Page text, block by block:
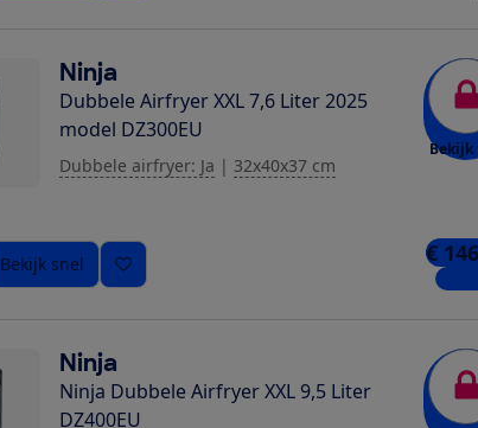
Ninja
Dubbele Airfryer XXL 7,6 Liter 2025
model DZ300EU
Dubbele airfryer: Ja | 32x40x37 cm
Bekijk
Bekijk snel €
6
Ninja
Ninja Dubbele Airfryer XXL 9,5 Liter
DZ400EU